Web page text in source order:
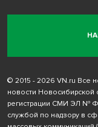
© 2015 - 2026 VN.ru Все
новости Новосибирской
регистрации СМИ ЭЛ №
службой по надзору в